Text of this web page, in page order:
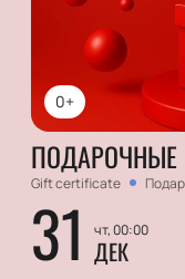
0+
ПОДАРОЧНЫЕ
Gift certificate
31 чт, 00:00
ДЕК